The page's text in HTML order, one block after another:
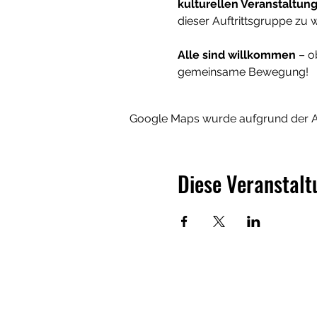
kulturellen
dieser Auftrittsgruppe zu
Alle sind willkommen –
gemeinsame Bewegung!
Google Maps wurde aufgrund der
Diese